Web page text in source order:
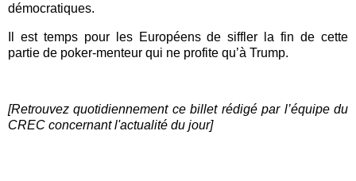
démocratiques.
Il est temps pour les Européens de siffler la fin de cette
partie de poker-menteur qui ne profite qu’à Trump.
[Retrouvez quotidiennement ce billet rédigé par l’équipe du
CREC concernant l'actualité du jour]